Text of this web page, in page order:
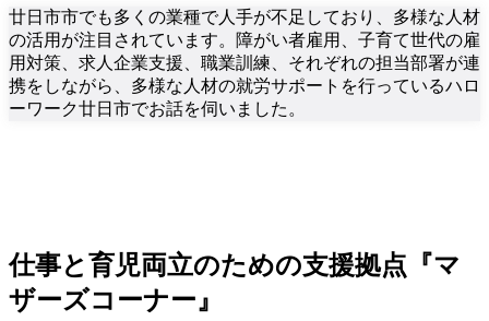
廿日市市でも多くの業種で人手が不足しており、多様な人材
の活用が注目されています。障がい者雇用、子育て世代の雇
用対策、求人企業支援、職業訓練、それぞれの担当部署が連
携をしながら、多様な人材の就労サポートを行っているハロ
ーワーク廿日市でお話を伺いました。
仕事と育児両立のための支援拠点『マ
ザーズコーナー』